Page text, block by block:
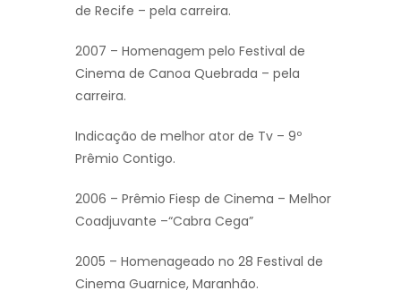
de Recife – pela carreira.
2007 – Homenagem pelo Festival de
Cinema de Canoa Quebrada – pela
carreira.
Indicação de melhor ator de Tv – 9º
Prêmio Contigo.
2006 – Prêmio Fiesp de Cinema – Melhor
Coadjuvante –“Cabra Cega”
2005 – Homenageado no 28 Festival de
Cinema Guarnice, Maranhão.